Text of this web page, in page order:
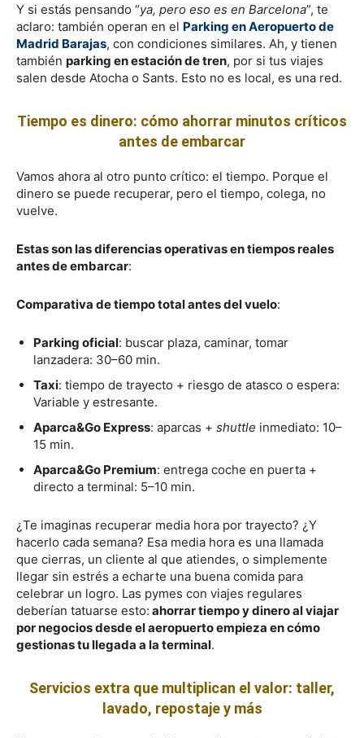
Y si estás pensando “ya, pero eso es en Barcelona”, te
aclaro: también operan en el Parking en Aeropuerto de
Madrid Barajas, con condiciones similares. Ah, y tienen
también parking en estación de tren, por si tus viajes
salen desde Atocha o Sants. Esto no es local, es una red.
Tiempo es dinero: cómo ahorrar minutos críticos
antes de embarcar
Vamos ahora al otro punto crítico: el tiempo. Porque el
dinero se puede recuperar, pero el tiempo, colega, no
vuelve.
Estas son las diferencias operativas en tiempos reales
antes de embarcar:
Comparativa de tiempo total antes del vuelo:
Parking oficial: buscar plaza, caminar, tomar
lanzadera: 30–60 min.
Taxi: tiempo de trayecto + riesgo de atasco o espera:
Variable y estresante.
Aparca&Go Express: aparcas + shuttle inmediato: 10–
15 min.
Aparca&Go Premium: entrega coche en puerta +
directo a terminal: 5–10 min.
¿Te imaginas recuperar media hora por trayecto? ¿Y
hacerlo cada semana? Esa media hora es una llamada
que cierras, un cliente al que atiendes, o simplemente
llegar sin estrés a echarte una buena comida para
celebrar un logro. Las pymes con viajes regulares
deberían tatuarse esto: ahorrar tiempo y dinero al viajar
por negocios desde el aeropuerto empieza en cómo
gestionas tu llegada a la terminal.
Servicios extra que multiplican el valor: taller,
lavado, repostaje y más